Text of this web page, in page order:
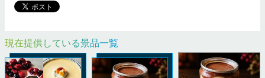
現在提供している景品一覧